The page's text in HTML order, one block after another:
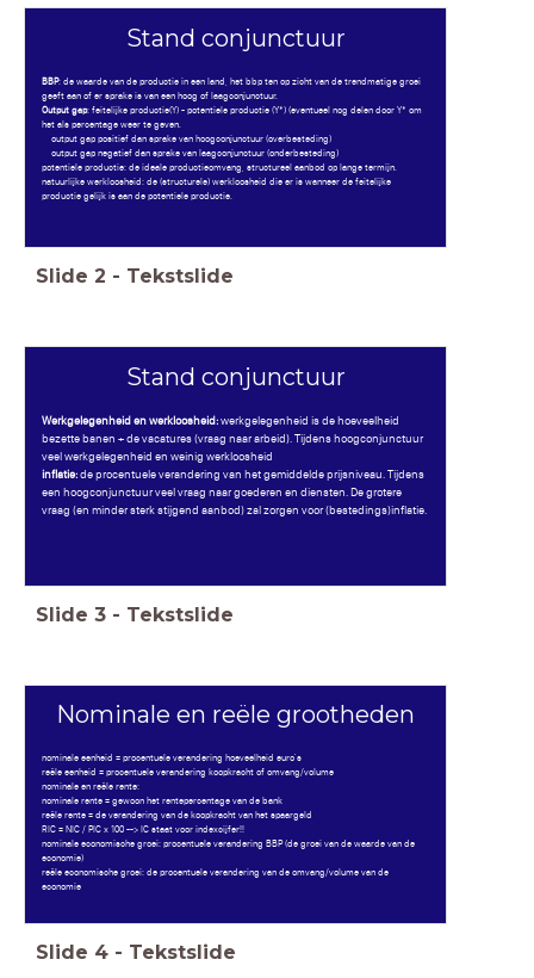
Stand conjunctuur
BBP: de waarde van de productie in een land, het bbp ten op zicht van de trendmatige groei
geeft aan of er sprake is van een hoog of laagconjunctuur.
Output gap: feitelijke productie(Y) - potentiele productie (Y*) (eventueel nog delen door Y* om
het als percentage weer te geven.
output gap positief dan sprake van hoogconjunctuur (overbesteding)
output gap negatief dan sprake van laagconjunctuur (onderbesteding)
potentiele productie: de ideale productieomvang, structureel aanbod op lange termijn.
natuurlijke werkloosheid: de (structurele) werkloosheid die er is wanneer de feitelijke
productie gelijk is aan de potentiele productie.
Slide 2 - Tekstslide
Stand conjunctuur
Werkgelegenheid en werkloosheid:werkgelegenheid is de hoeveelheid
bezette banen + de vacatures (vraag naar arbeid). Tijdens hoogconjunctuur
veel werkgelegenheid en weinig werkloosheid
inflatie:de procentuele verandering van het gemiddelde prijsniveau. Tijdens
een hoogconjunctuur veel vraag naar goederen en diensten. De grotere
vraag (en minder sterk stijgend aanbod) zal zorgen voor (bestedings)inflatie.
Slide 3 - Tekstslide
Nominale en reële grootheden
nominale eenheid = procentuele verandering hoeveelheid euro's
reële eenheid = procentuele verandering koopkracht of omvang/volume
nominale en reële rente:
nominale rente = gewoon het rentepercentage van de bank
reële rente = de verandering van de koopkracht van het spaargeld
RIC = NIC / PIC x 100 --> IC staat voor indexcijfer!!
nominale economische groei: procentuele verandering BBP (de groei van de waarde van de
economie)
reële economische groei: de procentuele verandering van de omvang/volume van de
economie
Slide 4 - Tekstslide